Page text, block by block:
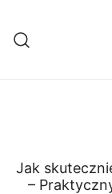
content
Jak
–